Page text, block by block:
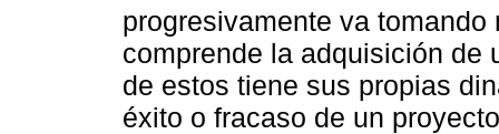
progresivamente va tomando
comprende la adquisición de
de estos tiene sus propias
éxito o fracaso de un